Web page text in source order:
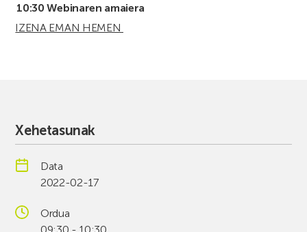
10:30 Webinaren amaiera
IZENA EMAN HEMEN
Xehetasunak
Data
2022-02-17
Ordua